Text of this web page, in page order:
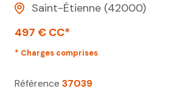
Saint-Étienne (42000)
497 € CC*
* Charges comprises
Référence 37039